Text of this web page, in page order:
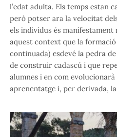
l’edat adulta. Els temps estan
però potser ara la velocitat
els individus és manifestament
aquest context que la
continuada) esdevé la pedra
de construir cadascú i que
alumnes i en com evolucionarà
aprenentatge i, per derivada,